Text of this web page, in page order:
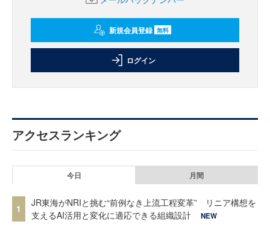
新規会員登録 無料
ログイン
アクセスランキング
今日 月間
1
JR東海がNRIと挑む“前例なき上流工程変革” リニア構想を
支えるAI活用と変化に適応できる組織設計
NEW